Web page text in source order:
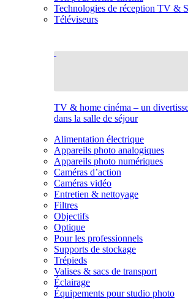
Technologies de réception TV &
Téléviseurs
TV & home cinéma – un
dans la salle de séjour
Alimentation électrique
Appareils photo analogiques
Appareils photo numériques
Caméras d’action
Caméras vidéo
Entretien & nettoyage
Filtres
Objectifs
Optique
Pour les professionnels
Supports de stockage
Trépieds
Valises & sacs de transport
Éclairage
Équipements pour studio photo